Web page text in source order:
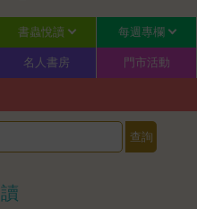
書蟲悅讀 每週專欄
名人書房 門市活動